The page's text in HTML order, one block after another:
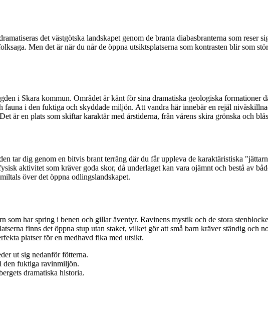
det västgötska landskapet genom de branta diabasbranterna som reser
Men det är när du når de öppna utsiktsplatserna som kontrasten blir som
i Skara kommun. Området är känt för sina dramatiska geologiska formationer
i den fuktiga och skyddade miljön. Att vandra här innebär en rejäl
är en plats som skiftar karaktär med årstiderna, från vårens skira grönska och
tar dig genom en bitvis brant terräng där du får uppleva de karaktäristiska
aktivitet som kräver goda skor, då underlaget kan vara ojämnt och bestå av
över det öppna odlingslandskapet.
som har spring i benen och gillar äventyr. Ravinens mystik och de stora
finns det öppna stup utan staket, vilket gör att små barn kräver ständig och
platser för en medhavd fika med utsikt.
ut sig nedanför fötterna.
den fuktiga ravinmiljön.
dramatiska historia.